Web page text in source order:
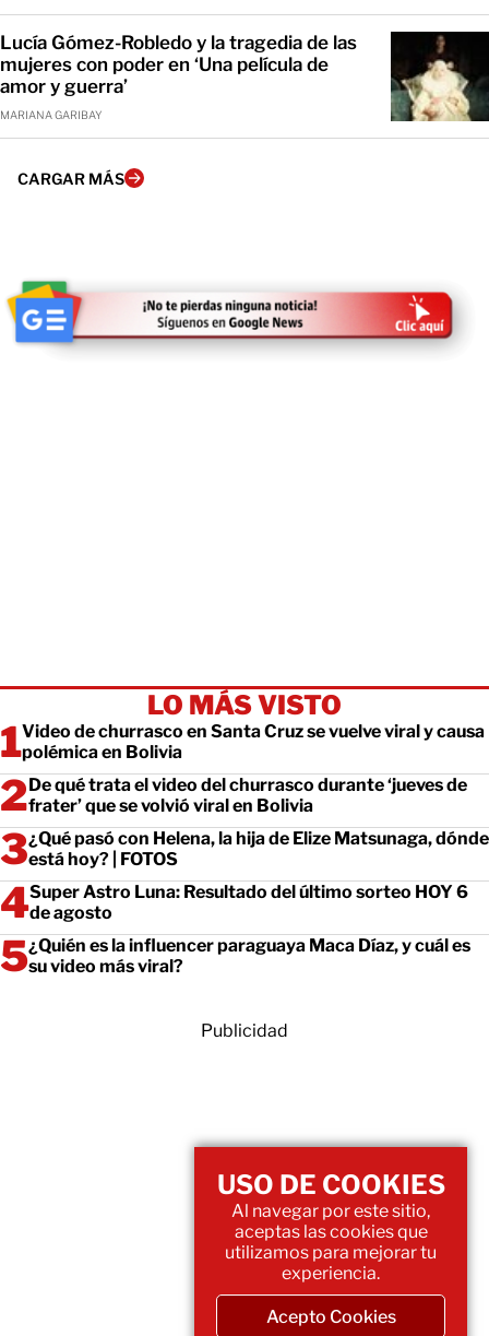
Lucía Gómez-Robledo y la tragedia de las
mujeres con poder en ‘Una película de
amor y guerra’
MARIANA GARIBAY
CARGAR MÁS
LO MÁS VISTO
Video de churrasco en Santa Cruz se vuelve viral y causa
polémica en Bolivia
De qué trata el video del churrasco durante ‘jueves de
frater’ que se volvió viral en Bolivia
¿Qué pasó con Helena, la hija de Elize Matsunaga, dónde
está hoy? | FOTOS
Super Astro Luna: Resultado del último sorteo HOY 6
de agosto
¿Quién es la influencer paraguaya Maca Díaz, y cuál es
su video más viral?
Publicidad
USO DE COOKIES
Al navegar por este sitio,
aceptas las cookies que
utilizamos para mejorar tu
experiencia.
Acepto Cookies